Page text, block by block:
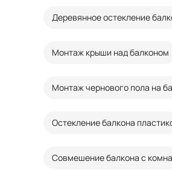
Деревянное остекление
Монтаж крыши над балконом
Монтаж чернового пола на
Остекление балкона
Совмешение балкона с